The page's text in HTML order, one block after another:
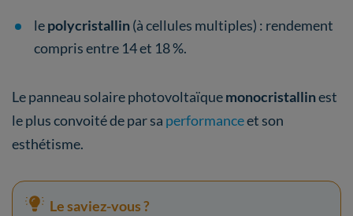
lepolycristallin(à cellules multiples) : rendement
compris entre 14 et 18 %.
Le panneau solaire photovoltaïquemonocristallinest
le plus convoité de par sa performanceet son
esthétisme.
Le saviez-vous ?